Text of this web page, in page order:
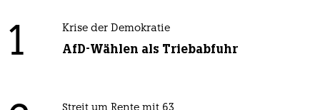
1 Krise der Demokratie
AfD-Wählen als Triebabfuhr